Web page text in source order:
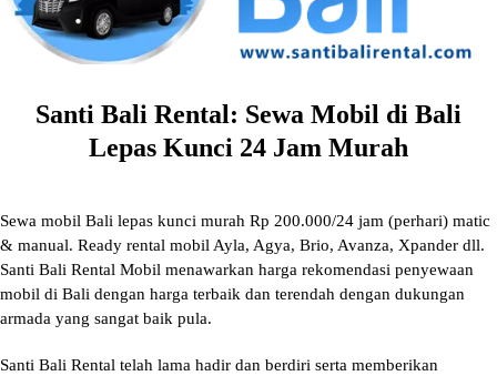
Santi Bali Rental: Sewa Mobil di Bali
Lepas Kunci 24 Jam Murah
Sewa mobil Bali lepas kunci murah Rp 200.000/24 jam (perhari) matic
& manual. Ready rental mobil Ayla, Agya, Brio, Avanza, Xpander dll.
Santi Bali Rental Mobil menawarkan harga rekomendasi penyewaan
mobil di Bali dengan harga terbaik dan terendah dengan dukungan
armada yang sangat baik pula.
Santi Bali Rental telah lama hadir dan berdiri serta memberikan